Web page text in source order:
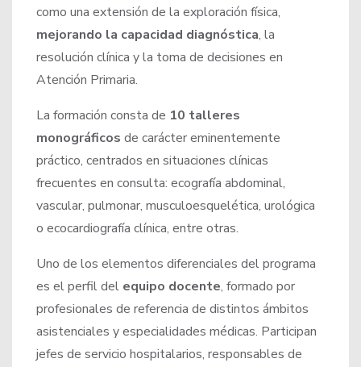
como una extensión de la exploración física,
mejorando la capacidad diagnóstica, la
resolución clínica y la toma de decisiones en
Atención Primaria.
La formación consta de 10 talleres
monográficos de carácter eminentemente
práctico, centrados en situaciones clínicas
frecuentes en consulta: ecografía abdominal,
vascular, pulmonar, musculoesquelética, urológica
o ecocardiografía clínica, entre otras.
Uno de los elementos diferenciales del programa
es el perfil del equipo docente, formado por
profesionales de referencia de distintos ámbitos
asistenciales y especialidades médicas. Participan
jefes de servicio hospitalarios, responsables de